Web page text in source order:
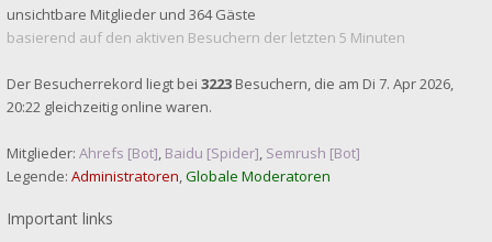
unsichtbare Mitglieder und 364 Gäste
basierend auf den aktiven Besuchern der letzten 5 Minuten
Der Besucherrekord liegt bei 3223 Besuchern, die am Di 7. Apr 2026,
20:22 gleichzeitig online waren.
Mitglieder: Ahrefs [Bot], Baidu [Spider], Semrush [Bot]
Legende: Administratoren,Globale Moderatoren
Important links